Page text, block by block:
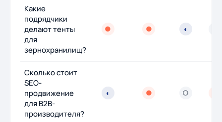
Какие
подрядчики
делают тенты
для
зернохранилищ?
● ● ◐
Сколько стоит
SEO-
продвижение
для B2B-
производителя?
◐ ● ○